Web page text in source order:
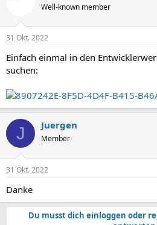
Well-known member
31 Okt. 2022
Einfach einmal in den
suchen:
J Juergen
Member
31 Okt. 2022
Danke
Du musst dich einloggen oder